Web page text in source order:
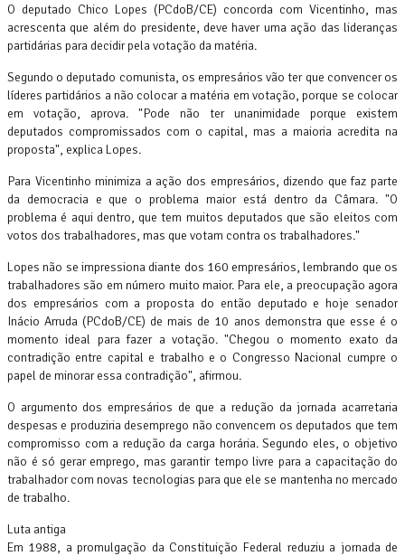
O deputado Chico Lopes (PCdoB/CE) concorda com Vicentinho, mas
acrescenta que além do presidente, deve haver uma ação das lideranças
partidárias para decidir pela votação da matéria.
Segundo o deputado comunista, os empresários vão ter que convencer os
líderes partidários a não colocar a matéria em votação, porque se colocar
em votação, aprova. "Pode não ter unanimidade porque existem
deputados compromissados com o capital, mas a maioria acredita na
proposta", explica Lopes.
Para Vicentinho minimiza a ação dos empresários, dizendo que faz parte
da democracia e que o problema maior está dentro da Câmara. "O
problema é aqui dentro, que tem muitos deputados que são eleitos com
votos dos trabalhadores, mas que votam contra os trabalhadores."
Lopes não se impressiona diante dos 160 empresários, lembrando que os
trabalhadores são em número muito maior. Para ele, a preocupação agora
dos empresários com a proposta do então deputado e hoje senador
Inácio Arruda (PCdoB/CE) de mais de 10 anos demonstra que esse é o
momento ideal para fazer a votação. "Chegou o momento exato da
contradição entre capital e trabalho e o Congresso Nacional cumpre o
papel de minorar essa contradição", afirmou.
O argumento dos empresários de que a redução da jornada acarretaria
despesas e produziria desemprego não convencem os deputados que tem
compromisso com a redução da carga horária. Segundo eles, o objetivo
não é só gerar emprego, mas garantir tempo livre para a capacitação do
trabalhador com novas tecnologias para que ele se mantenha no mercado
de trabalho.
Luta antiga
Em 1988, a promulgação da Constituição Federal reduziu a jornada de